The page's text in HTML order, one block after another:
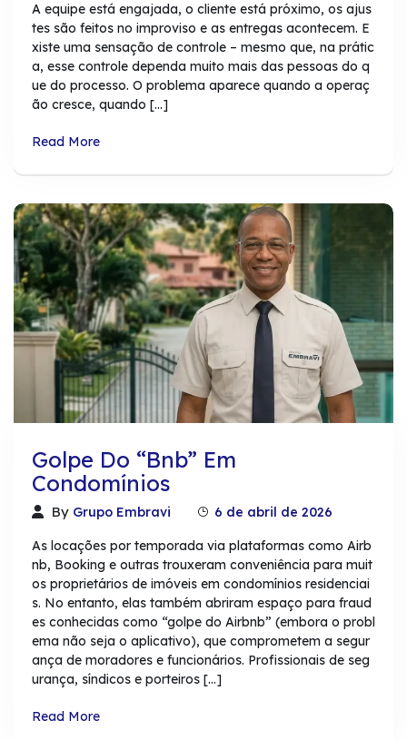
A equipe está engajada, o cliente está próximo, os ajus
tes são feitos no improviso e as entregas acontecem. E
xiste uma sensação de controle – mesmo que, na prátic
a, esse controle dependa muito mais das pessoas do q
ue do processo. O problema aparece quando a operaç
ão cresce, quando […]
Read More
Golpe Do “bnb” Em
Condomínios
By Grupo Embravi 6 de abril de 2026
As locações por temporada via plataformas como Airb
nb, Booking e outras trouxeram conveniência para muit
os proprietários de imóveis em condomínios residenciai
s. No entanto, elas também abriram espaço para fraud
es conhecidas como “golpe do Airbnb” (embora o probl
ema não seja o aplicativo), que comprometem a segur
ança de moradores e funcionários. Profissionais de seg
urança, síndicos e porteiros […]
Read More